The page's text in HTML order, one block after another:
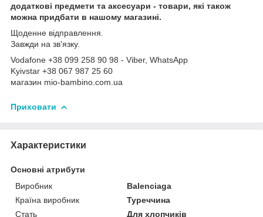
додаткові предмети та аксесуари - товари, які також
можна придбати в нашому магазині.
Щоденне відправлення.
Завжди на зв'язку.
Vodafone +38 099 258 90 98 - Viber, WhatsApp
Kyivstar +38 067 987 25 60
магазин mio-bambino.com.ua
Приховати
Характеристики
Основні атрибути
Виробник
Balenciaga
Країна виробник
Туреччина
Стать
Для хлопчиків